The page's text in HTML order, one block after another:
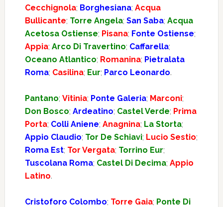
Cecchignola; Borghesiana; Acqua
Bullicante; Torre Angela; San Saba; Acqua
Acetosa Ostiense; Pisana; Fonte Ostiense;
Appia; Arco Di Travertino; Caffarella;
Oceano Atlantico; Romanina; Pietralata
Roma; Casilina; Eur; Parco Leonardo.
Pantano; Vitinia; Ponte Galeria; Marconi;
Don Bosco; Ardeatino; Castel Verde; Prima
Porta; Colli Aniene; Anagnina; La Storta;
Appio Claudio; Tor De Schiavi; Lucio Sestio;
Roma Est; Tor Vergata; Torrino Eur;
Tuscolana Roma; Castel Di Decima; Appio
Latino.
Cristoforo Colombo; Torre Gaia; Ponte Di